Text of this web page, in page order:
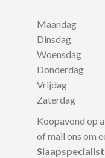
Maandag
Dinsdag
Woensdag
Donderdag
Vrijdag
Zaterdag
Koopavond op
of mail ons om